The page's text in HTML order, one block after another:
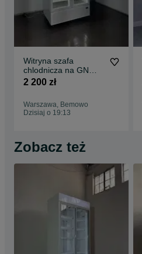
Witryna szafa
chlodnicza na GN
blachy 60/40
2 200 zł
Warszawa, Bemowo
Dzisiaj o 19:13
Zobacz też